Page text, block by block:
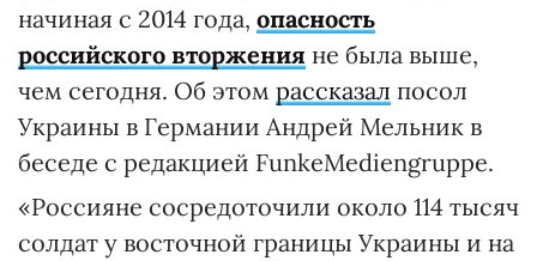
начиная с 2014 года, опасность
российского вторжения не была выше,
чем сегодня. Об этом рассказал посол
Украины в Германии Андрей Мельник в
беседе с редакцией FunkeMediengruppe.
«Россияне сосредоточили около 114 тысяч
солдат у восточной границы Украины и на